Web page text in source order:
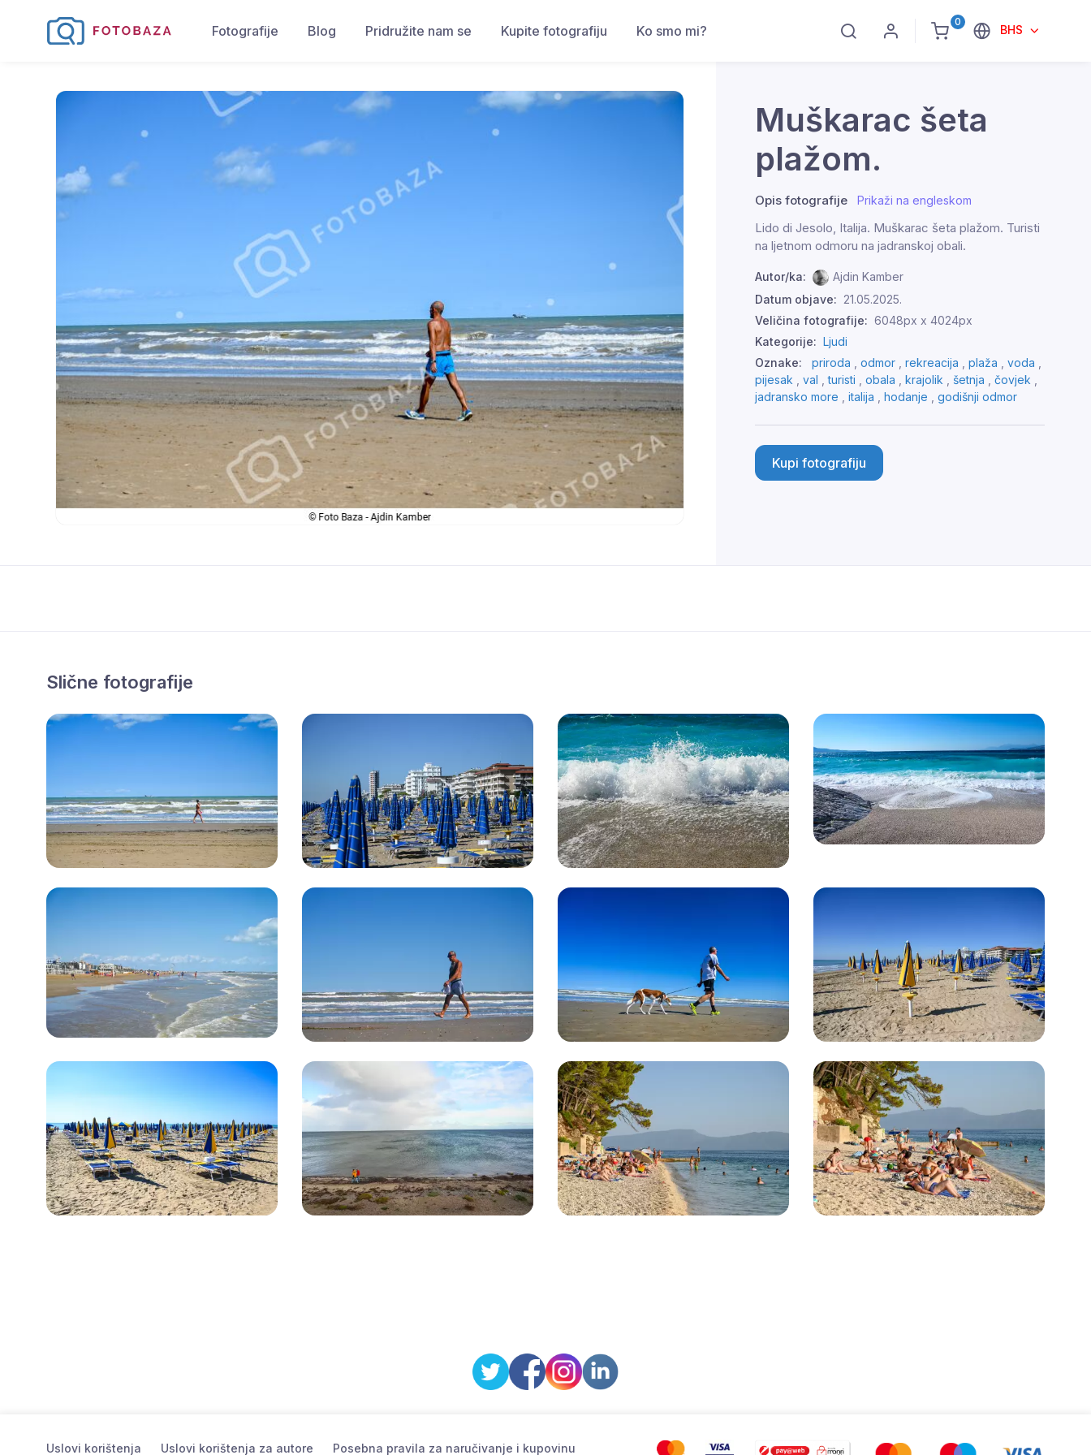
0
BHS
Fotografije Blog Pridružite nam se Kupite fotografiju Ko smo mi?
Muškarac šeta
plažom.
Opis fotografije Prikaži na engleskom
Lido di Jesolo, Italija. Muškarac šeta plažom. Turisti
na ljetnom odmoru na jadranskoj obali.
Autor/ka:
Ajdin Kamber
Datum objave: 21.05.2025.
Veličina fotografije: 6048px x 4024px
Kategorije: Ljudi
Oznake:
priroda , odmor , rekreacija , plaža , voda ,
pijesak , val ,turisti , obala , krajolik , šetnja , čovjek ,
jadransko more , italija , hodanje , godišnji odmor
Kupi fotografiju
Slične fotografije
Uslovi korištenja Uslovi korištenja za autore Posebna pravila za naručivanje i kupovinu